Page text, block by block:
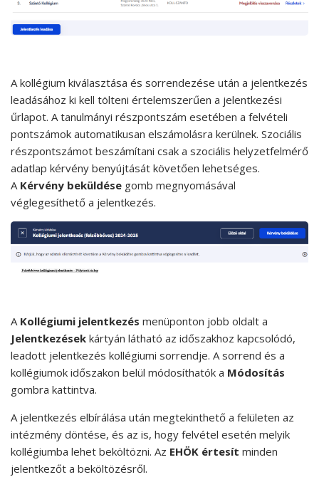
A kollégium kiválasztása és sorrendezése után a jelentkezés
leadásához ki kell tölteni értelemszerűen a jelentkezési
űrlapot. A tanulmányi részpontszám esetében a felvételi
pontszámok automatikusan elszámolásra kerülnek. Szociális
részpontszámot beszámítani csak a szociális helyzetfelmérő
adatlap kérvény benyújtását követően lehetséges.
A Kérvény beküldése gomb megnyomásával
véglegesíthető a jelentkezés.
A Kollégiumi jelentkezés menüponton jobb oldalt a
Jelentkezések kártyán látható az időszakhoz kapcsolódó,
leadott jelentkezés kollégiumi sorrendje. A sorrend és a
kollégiumok időszakon belül módosíthatók a Módosítás
gombra kattintva.
A jelentkezés elbírálása után megtekinthető a felületen az
intézmény döntése, és az is, hogy felvétel esetén melyik
kollégiumba lehet beköltözni. Az EHÖK értesít minden
jelentkezőt a beköltözésről.